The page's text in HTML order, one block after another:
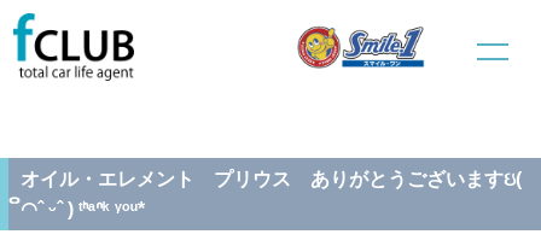
ホーム
オイル・エレメント プリウス ありがとうございますઇ( ິ◠ˆ ᵕˆ )
ᵗᑋᵃᐢᵏ ᵞᵒᵘ*
オイル・エレメント プリウス ありがとうございますઇ(
ິ◠ˆ ᵕˆ ) ᵗᑋᵃᐢᵏ ᵞᵒᵘ*